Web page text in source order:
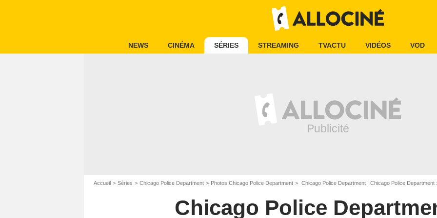
NEWS CINÉMA SÉRIES STREAMING TVACTU VIDÉOS VOD
Accueil Séries Chicago Police Department Photos Chicago Police Department Chicago Police Department : Chicago Police Department
Chicago Police